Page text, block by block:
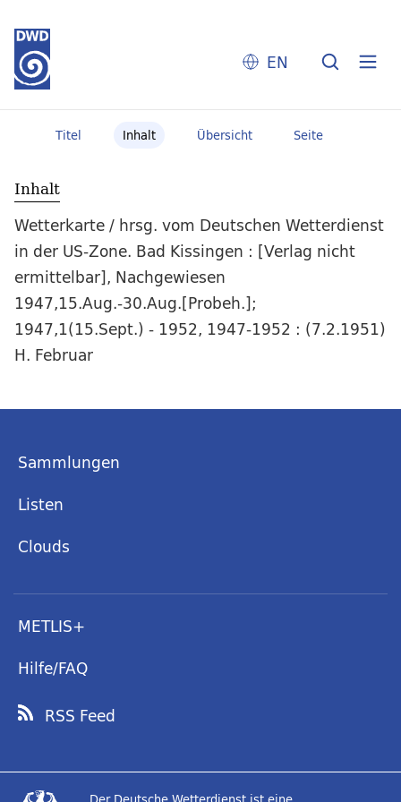
EN
Titel Inhalt Übersicht Seite
Inhalt
Wetterkarte / hrsg. vom Deutschen Wetterdienst
in der US-Zone. Bad Kissingen : [Verlag nicht
ermittelbar], Nachgewiesen
1947,15.Aug.-30.Aug.[Probeh.];
1947,1(15.Sept.) - 1952, 1947-1952 : (7.2.1951)
H. Februar
Sammlungen
Listen
Clouds
METLIS+
Hilfe/FAQ
RSS Feed